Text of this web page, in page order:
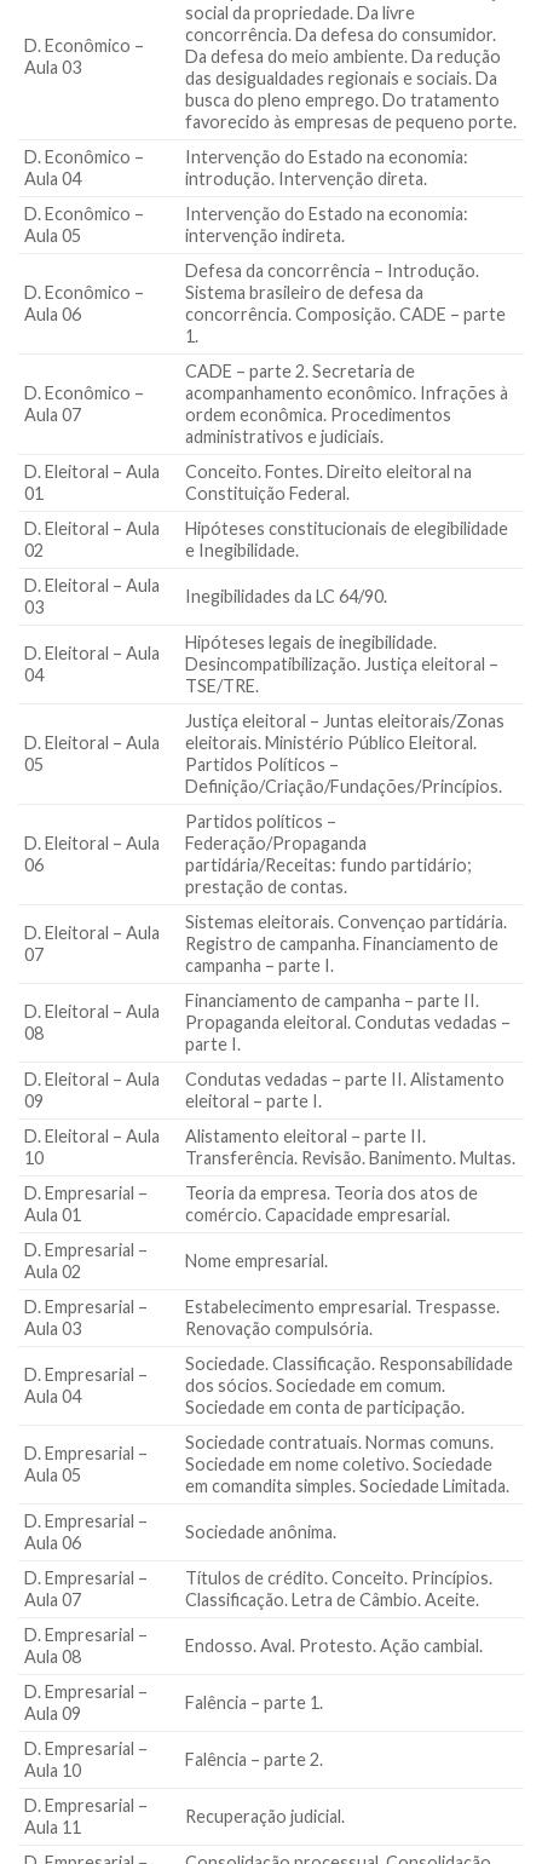
D. Econômico –
Aula 03
social da propriedade. Da livre
concorrência. Da defesa do consumidor.
Da defesa do meio ambiente. Da redução
das desigualdades regionais e sociais. Da
busca do pleno emprego. Do tratamento
favorecido às empresas de pequeno porte.
D. Econômico –
Aula 04
Intervenção do Estado na economia:
introdução. Intervenção direta.
D. Econômico –
Aula 05
Intervenção do Estado na economia:
intervenção indireta.
D. Econômico –
Aula 06
Defesa da concorrência – Introdução.
Sistema brasileiro de defesa da
concorrência. Composição. CADE – parte
1.
D. Econômico –
Aula 07
CADE – parte 2. Secretaria de
acompanhamento econômico. Infrações à
ordem econômica. Procedimentos
administrativos e judiciais.
D. Eleitoral – Aula
01
Conceito. Fontes. Direito eleitoral na
Constituição Federal.
D. Eleitoral – Aula
02
Hipóteses constitucionais de elegibilidade
e Inegibilidade.
D. Eleitoral – Aula
03
Inegibilidades da LC 64/90.
D. Eleitoral – Aula
04
Hipóteses legais de inegibilidade.
Desincompatibilização. Justiça eleitoral –
TSE/TRE.
D. Eleitoral – Aula
05
Justiça eleitoral – Juntas eleitorais/Zonas
eleitorais. Ministério Público Eleitoral.
Partidos Políticos –
Definição/Criação/Fundações/Princípios.
D. Eleitoral – Aula
06
Partidos políticos –
Federação/Propaganda
partidária/Receitas: fundo partidário;
prestação de contas.
D. Eleitoral – Aula
07
Sistemas eleitorais. Convençao partidária.
Registro de campanha. Financiamento de
campanha – parte I.
D. Eleitoral – Aula
08
Financiamento de campanha – parte II.
Propaganda eleitoral. Condutas vedadas –
parte I.
D. Eleitoral – Aula
09
Condutas vedadas – parte II. Alistamento
eleitoral – parte I.
D. Eleitoral – Aula
10
Alistamento eleitoral – parte II.
Transferência. Revisão. Banimento. Multas.
D. Empresarial –
Aula 01
Teoria da empresa. Teoria dos atos de
comércio. Capacidade empresarial.
D. Empresarial –
Aula 02
Nome empresarial.
D. Empresarial –
Aula 03
Estabelecimento empresarial. Trespasse.
Renovação compulsória.
D. Empresarial –
Aula 04
Sociedade. Classificação. Responsabilidade
dos sócios. Sociedade em comum.
Sociedade em conta de participação.
D. Empresarial –
Aula 05
Sociedade contratuais. Normas comuns.
Sociedade em nome coletivo. Sociedade
em comandita simples. Sociedade Limitada.
D. Empresarial –
Aula 06
Sociedade anônima.
D. Empresarial –
Aula 07
Títulos de crédito. Conceito. Princípios.
Classificação. Letra de Câmbio. Aceite.
D. Empresarial –
Aula 08
Endosso. Aval. Protesto. Ação cambial.
D. Empresarial –
Aula 09
Falência – parte 1.
D. Empresarial –
Aula 10
Falência – parte 2.
D. Empresarial –
Aula 11
Recuperação judicial.